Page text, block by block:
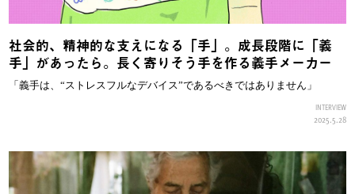
社会的、精神的な支えになる「手」。成長段階に「義
手」があったら。長く寄りそう手を作る義手メーカー
「義手は、“ストレスフルなデバイス”であるべきではありません」
INTERVIEW
2025.5.28